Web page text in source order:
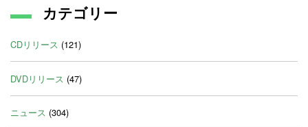
カテゴリー
CDリリース (121)
DVDリリース (47)
ニュース (304)